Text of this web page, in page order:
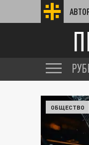
ОБЩЕСТВО